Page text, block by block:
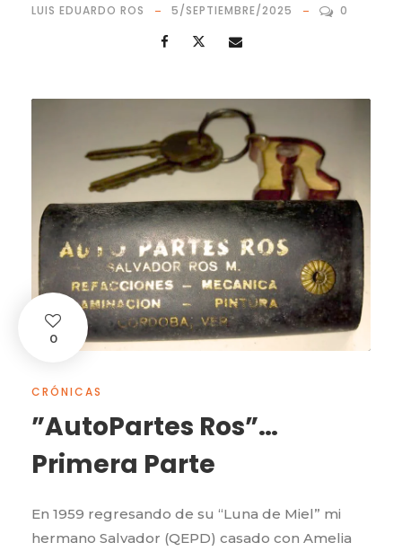
LUIS EDUARDO ROS 5/SEPTIEMBRE/2025 0
0
CRÓNICAS
”AutoPartes Ros”…
Primera Parte
En 1959 regresando de su “Luna de Miel” mi
hermano Salvador (QEPD) casado con Amelia